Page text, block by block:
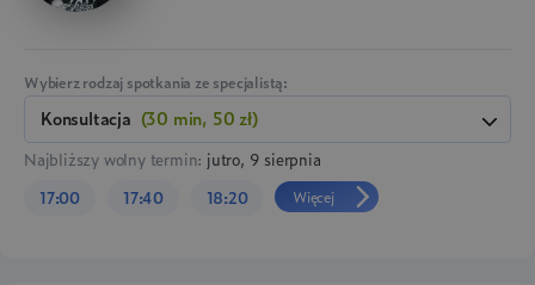
Wybierz rodzaj spotkania ze specjalistą:
konsultacja (30 min, 50 zł)
Najbliższy wolny termin: jutro, 9 sierpnia
17:00
17:40 18:20 Więcej